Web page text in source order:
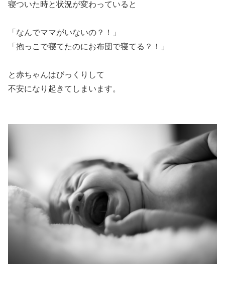
寝ついた時と状況が変わっていると
「なんでママがいないの？！」
「抱っこで寝てたのにお布団で寝てる？！」
と赤ちゃんはびっくりして
不安になり起きてしまいます。